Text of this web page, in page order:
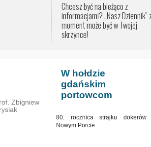
Chcesz być na bieżąco z
informacjami? „Nasz Dziennik”
moment może być w Twojej
skrzynce!
Zbigniew
W hołdzie
gdańskim
portowcom
80. rocznica strajku dokerów
Nowym Porcie